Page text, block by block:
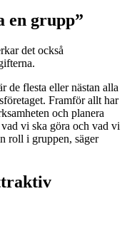
en grupp”
det också
de flesta eller nästan alla
Framför allt har
och planera
vi ska göra och vad vi
roll i gruppen, säger